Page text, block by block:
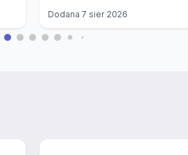
Dodana 7 sier 2026